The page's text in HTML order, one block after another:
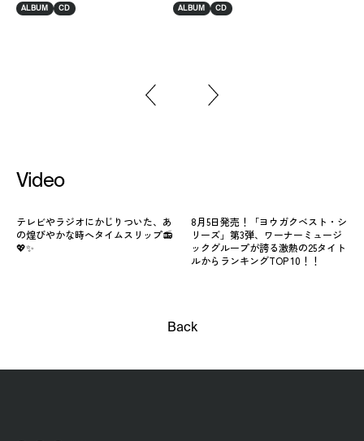
ALBUM CD ALBUM CD
Video
テレビやラジオにかじりついた、あ
の煌びやかな時へタイムスリップ📻
💖✨
8月5日発売！「ヨウガクベスト・シ
リーズ」第3弾、ワーナーミュージ
ックグループが誇る激熱の25タイト
ルからランキングTOP 10！！
Back